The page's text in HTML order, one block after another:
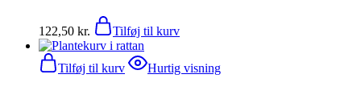
122,50 kr. Tilføj til kurv
Tilføj til kurv Hurtig visning